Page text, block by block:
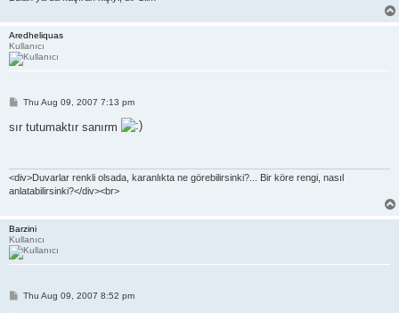
Aredheliquas
Kullanıcı
P
s
t
Thu Aug 09, 2007 7:13 pm
sır tutumaktır sanırm
<div>Duvarlar renkli olsada, karanlıkta ne görebilirsinki?... Bir köre rengi, nasıl
anlatabilirsinki?</div><br>
Barzini
Kullanıcı
PThu Aug 09, 2007 8:52 pm